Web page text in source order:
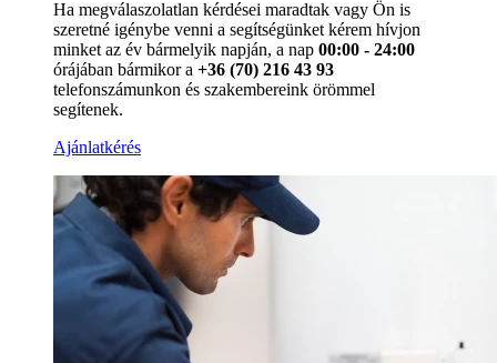
Ha megválaszolatlan kérdései maradtak vagy Ön is
szeretné igénybe venni a segítségünket kérem hívjon
minket az év bármelyik napján, a nap 00:00 - 24:00
órájában bármikor a +36 (70) 216 43 93
telefonszámunkon és szakembereink örömmel
segítenek.
Ajánlatkérés